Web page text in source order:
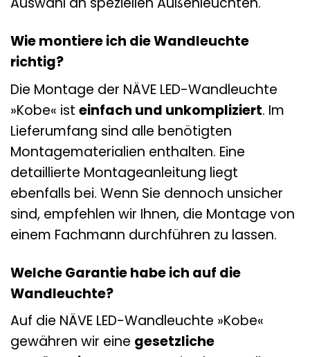
Wie montiere ich die Wandleuchte
richtig?
Die Montage der NÄVE LED-Wandleuchte
»Kobe« ist einfach und unkompliziert. Im
Lieferumfang sind alle benötigten
Montagematerialien enthalten. Eine
detaillierte Montageanleitung liegt
ebenfalls bei. Wenn Sie dennoch unsicher
sind, empfehlen wir Ihnen, die Montage von
einem Fachmann durchführen zu lassen.
Welche Garantie habe ich auf die
Wandleuchte?
Auf die NÄVE LED-Wandleuchte »Kobe«
gewähren wir eine gesetzliche